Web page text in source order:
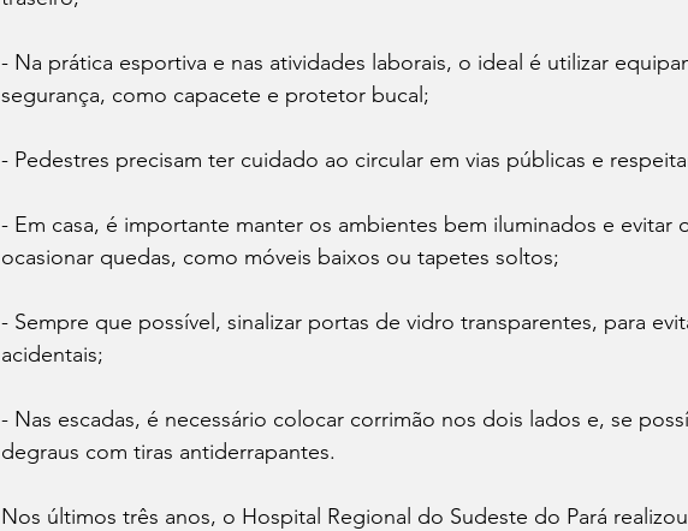
- Na prática esportiva e nas atividades laborais, o ideal é utilizar
segurança, como capacete e protetor bucal;
- Pedestres precisam ter cuidado ao circular em vias públicas e
- Em casa, é importante manter os ambientes bem iluminados e evitar
ocasionar quedas, como móveis baixos ou tapetes soltos;
- Sempre que possível, sinalizar portas de vidro transparentes, para
acidentais;
- Nas escadas, é necessário colocar corrimão nos dois lados e, se
degraus com tiras antiderrapantes.
Nos últimos três anos, o Hospital Regional do Sudeste do Pará